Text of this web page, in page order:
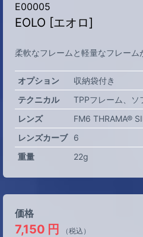
E00005
EOLO [エオロ]
柔軟なフレームと軽量なフレーム
オプション
収納袋付き
テクニカル
TPPフレーム
ソ
レンズ
FM6 THRAMA®
レンズカーブ
6
重量
22g
価格
7,150 円 （税込）